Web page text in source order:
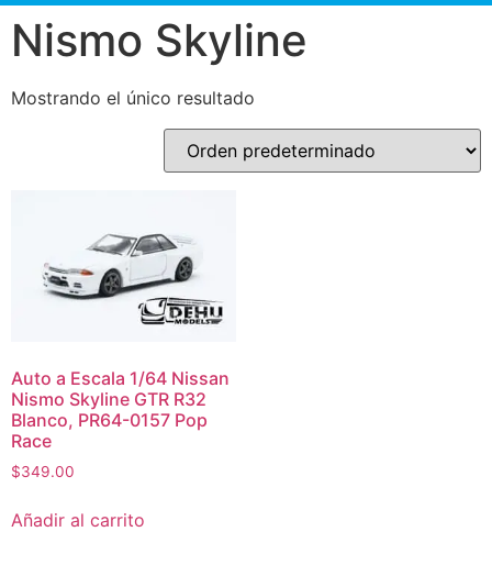
Nismo Skyline
Mostrando el único resultado
Auto a Escala 1/64 Nissan
Nismo Skyline GTR R32
Blanco, PR64-0157 Pop
Race
$349.00
Añadir al carrito